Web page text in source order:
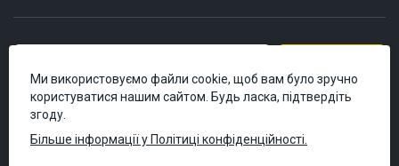
Ми використовуємо файли cookie, щоб вам було зручно
користуватися нашим сайтом. Будь ласка, підтвердіть
згоду.
Більше інформації у Політиці конфіденційності.